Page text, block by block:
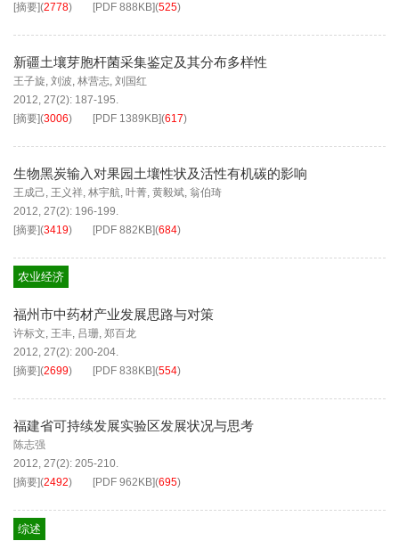
[摘要](2778) [PDF 888KB](525)
新疆土壤芽胞杆菌采集鉴定及其分布多样性
王子旋, 刘波, 林营志, 刘国红
2012, 27(2): 187-195.
[摘要](3006) [PDF 1389KB](617)
生物黑炭输入对果园土壤性状及活性有机碳的影响
王成己, 王义祥, 林宇航, 叶菁, 黄毅斌, 翁伯琦
2012, 27(2): 196-199.
[摘要](3419) [PDF 882KB](684)
农业经济
福州市中药材产业发展思路与对策
许标文, 王丰, 吕珊, 郑百龙
2012, 27(2): 200-204.
[摘要](2699) [PDF 838KB](554)
福建省可持续发展实验区发展状况与思考
陈志强
2012, 27(2): 205-210.
[摘要](2492) [PDF 962KB](695)
综述